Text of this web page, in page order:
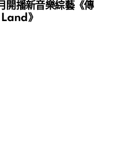
播新音樂綜藝《傳
》